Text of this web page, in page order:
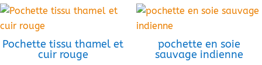
Pochette tissu thamel et
cuir rouge
pochette en soie
sauvage indienne